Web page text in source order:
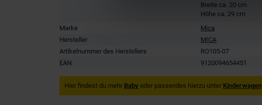
Breite ca. 20 cm
Höhe ca. 29 cm
Marke
Mica
Hersteller
MICA
Artikelnummer des Herstellers
RO105-07
EAN
9120094654451
Hier findest du mehr Baby oder passendes hierzu unter Kinderwagen